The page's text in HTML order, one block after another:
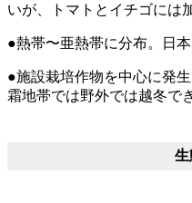
いが、トマトとイチゴには
●熱帯〜亜熱帯に分布。日
●施設栽培作物を中心に発
霜地帯では野外では越冬で
生